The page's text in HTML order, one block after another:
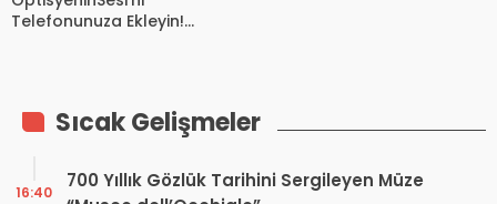
Telefonunuza Ekleyin!
Sıcak Gelişmeler
700 Yıllık Gözlük Tarihini Sergileyen Müze
16:40